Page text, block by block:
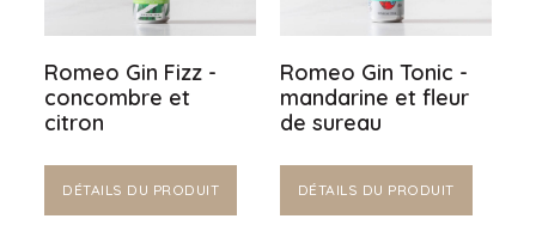
Romeo Gin Fizz -
concombre et
citron
DÉTAILS DU PRODUIT
Romeo Gin Tonic -
mandarine et fleur
de sureau
DÉTAILS DU PRODUIT